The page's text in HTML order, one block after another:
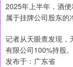
2025年上半年，酒
属于挂牌公司股东的
记者从天眼查发现，
有限公司100%持股。
发布于：广东省